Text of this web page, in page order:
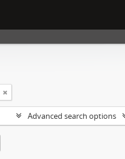
Advanced search options